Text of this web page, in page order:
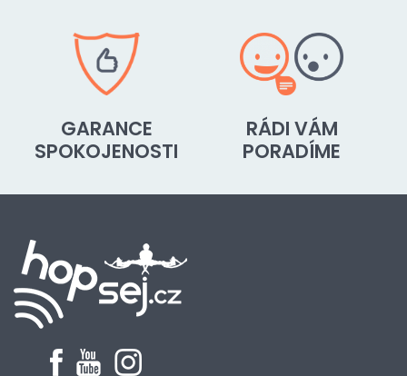
GARANCE
SPOKOJENOSTI
RÁDI VÁM
PORADÍME